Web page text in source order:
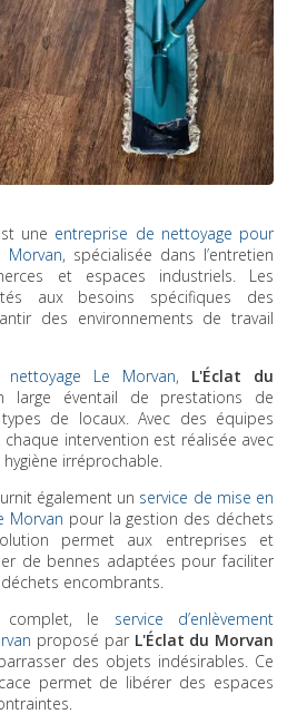
une entreprise de nettoyage pour
Morvan, spécialisée dans l’entretien
et espaces industriels. Les
aux besoins spécifiques des
des environnements de travail
Le Morvan, L'Éclat du
large éventail de prestations de
de locaux. Avec des équipes
chaque intervention est réalisée avec
irréprochable.
également un service de mise en
Morvan pour la gestion des déchets
permet aux entreprises et
de bennes adaptées pour faciliter
encombrants.
le service d’enlèvement
proposé par L'Éclat du Morvan
des objets indésirables. Ce
permet de libérer des espaces